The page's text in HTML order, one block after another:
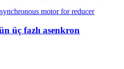
üç fazlı asenkron